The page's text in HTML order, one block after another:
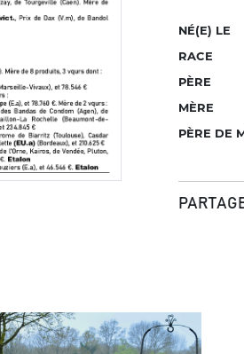
NÉ(E) LE
RACE
PÈRE
MÈRE
PÈRE DE